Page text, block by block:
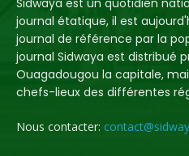
journal étatique, il est
journal de référence par la
journal Sidwaya est distribué
Ouagadougou la capitale,
chefs-lieux des différentes
Nous contacter: